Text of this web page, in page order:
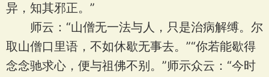
异，知其邪正。”
师云：“山僧无一法与人，只是治病解缚。尔
取山僧口里语，不如休歇无事去。”“你若能歇得
念念驰求心，便与祖佛不别。”师示众云：“今时